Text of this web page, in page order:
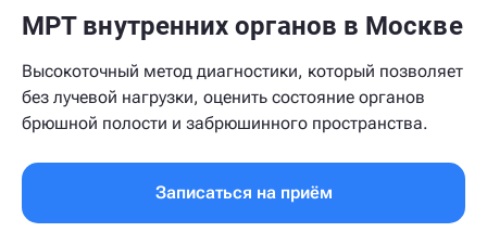
МРТ внутренних органов в Москве
Высокоточный метод диагностики, который позволяет
без лучевой нагрузки, оценить состояние органов
брюшной полости и забрюшинного пространства.
Записаться на приём